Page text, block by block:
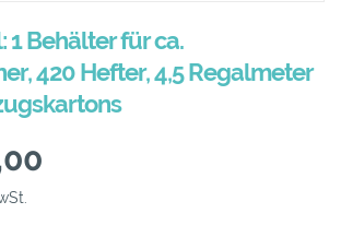
1 Behälter für ca.
420 Hefter, 4,5 Regalmeter